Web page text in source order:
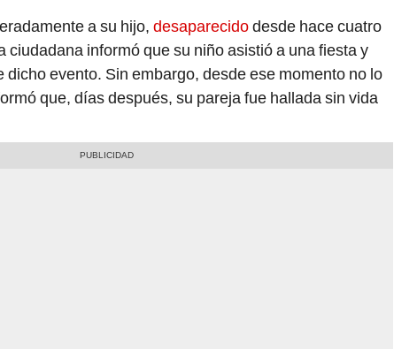
a su hijo, desaparecidodesde hace cuatro
ciudadana informó que su niño asistió a una fiesta y
dicho evento. Sin embargo, desde ese momento no lo
que, días después, su pareja fue hallada sin vida